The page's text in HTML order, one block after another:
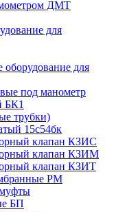
ДМТ
для
оборудование для
под манометр
БК1
трубки)
15с54бк
клапан КЗИС
клапан КЗИМ
клапан КЗИТ
РМ
БП